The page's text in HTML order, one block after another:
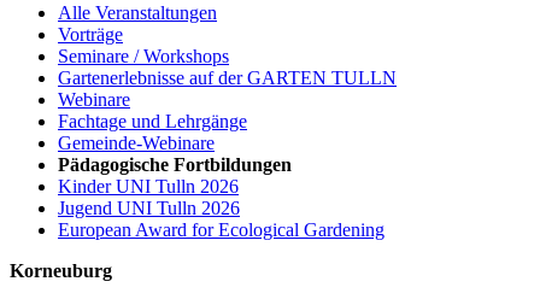
Alle Veranstaltungen
Vorträge
Seminare / Workshops
Gartenerlebnisse auf der GARTEN TULLN
Webinare
Fachtage und Lehrgänge
Gemeinde-Webinare
Pädagogische Fortbildungen
Kinder UNI Tulln 2026
Jugend UNI Tulln 2026
European Award for Ecological Gardening
Korneuburg